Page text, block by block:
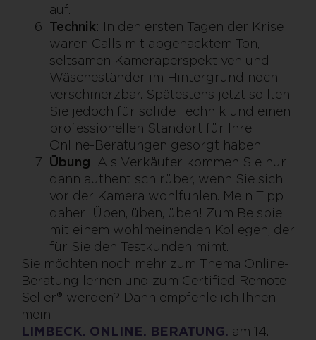
auf.
Technik: In den ersten Tagen der Krise
waren Calls mit abgehacktem Ton,
seltsamen Kameraperspektiven und
Wäscheständer im Hintergrund noch
verschmerzbar. Spätestens jetzt sollten
Sie jedoch für solide Technik und einen
professionellen Standort für Ihre
Online-Beratungen gesorgt haben.
Übung: Als Verkäufer kommen Sie nur
dann authentisch rüber, wenn Sie sich
vor der Kamera wohlfühlen. Mein Tipp
daher: Üben, üben, üben! Zum Beispiel
mit einem wohlmeinenden Kollegen, der
für Sie den Testkunden mimt.
Sie möchten noch mehr zum Thema Online-
Beratung lernen und zum Certified Remote
Seller® werden? Dann empfehle ich Ihnen
LIMBECK. ONLINE. BERATUNG. am 14.